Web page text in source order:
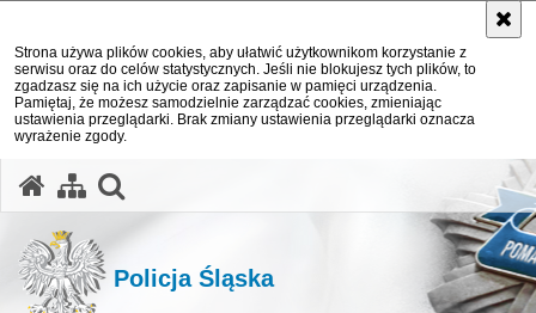
Strona używa plików cookies, aby ułatwić użytkownikom korzystanie z
serwisu oraz do celów statystycznych. Jeśli nie blokujesz tych plików, to
zgadzasz się na ich użycie oraz zapisanie w pamięci urządzenia.
Pamiętaj, że możesz samodzielnie zarządzać cookies, zmieniając
ustawienia przeglądarki. Brak zmiany ustawienia przeglądarki oznacza
wyrażenie zgody.
Policja Śląska